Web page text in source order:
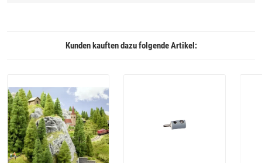
Kunden kauften dazu folgende Artikel: